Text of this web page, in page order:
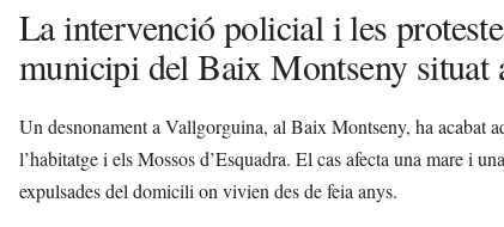
La intervenció policial i les
municipi del Baix Montseny situat
Un desnonament a Vallgorguina, al Baix Montseny, ha acabat
l’habitatge i els Mossos d’Esquadra. El cas afecta una mare i
expulsades del domicili on vivien des de feia anys.